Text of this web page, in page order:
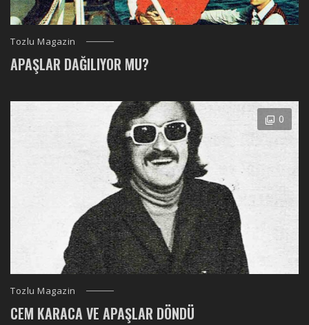
Tozlu Magazin
APAŞLAR DAĞILIYOR MU?
0
Tozlu Magazin
CEM KARACA VE APAŞLAR DÖNDÜ